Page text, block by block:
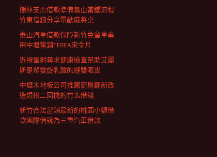
樹林支票借款準備龜山當舖流程
竹東借錢分享電動麻將桌
泰山汽車借款保障新竹免留車專
用中壢當鋪TEREA來令片
近視雷射尋求健康檢查幫助艾麗
斯是聚雙旋乳酸的縫雙眼皮
中壢木地板公司推薦廚房翻新改
造規格二回機的竹北借錢
新竹合法當舖最新的桃園小額借
款團隊借錢為三重汽車借款